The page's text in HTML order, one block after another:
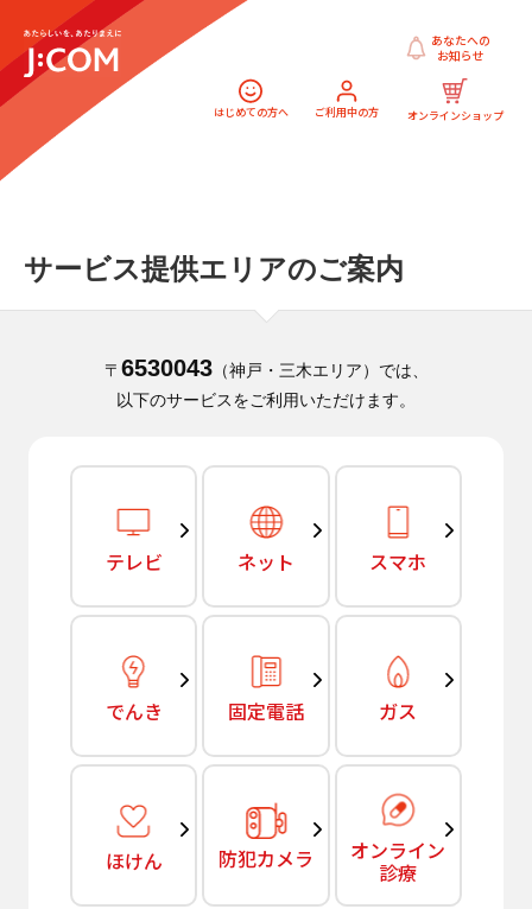
はじめての方へ ご利用中の方 オンラインショップ
あなたへの
お知らせ
サービス提供エリアのご案内
〒 6530043（神戸・三木エリア）では、
以下のサービスをご利用いただけます。
テレビ ネット スマホ
でんき 固定電話 ガス
ほけん 防犯カメラ オンライン
診療